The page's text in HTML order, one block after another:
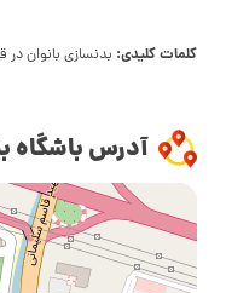
کلمات کلیدی: بدنسازی بانوان
آدرس باشگاه